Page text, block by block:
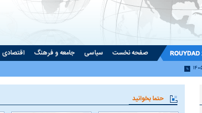
صفحه نخست سیاسی جامعه و فرهنگ اقتصادی
حتما بخوانید